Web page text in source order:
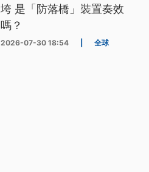
垮 是「防落橋」裝置奏效
嗎？
2026-07-30 18:54 全球